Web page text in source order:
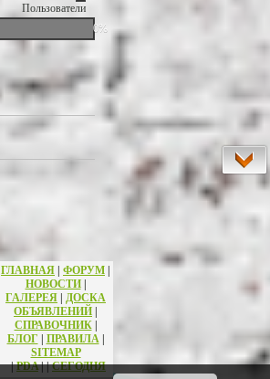
Пользователи
0%
ГЛАВНАЯ | ФОРУМ |
НОВОСТИ|
ГАЛЕРЕЯ | ДОСКА
ОБЪЯВЛЕНИЙ |
СПРАВОЧНИК|
БЛОГ | ПРАВИЛА |
SITEMAP
|PDA||СЕГОДНЯ